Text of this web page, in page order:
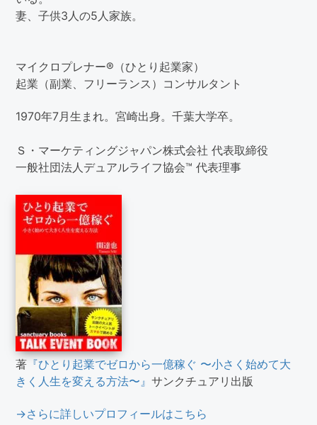
妻、子供3人の5人家族。
マイクロプレナー®（ひとり起業家）
起業（副業、フリーランス）コンサルタント
1970年7月生まれ。宮崎出身。千葉大学卒。
Ｓ・マーケティングジャパン株式会社 代表取締役
一般社団法人デュアルライフ協会™ 代表理事
著 『ひとり起業でゼロから一億稼ぐ 〜小さく始めて大
きく人生を変える方法〜』サンクチュアリ出版
→さらに詳しいプロフィールはこちら